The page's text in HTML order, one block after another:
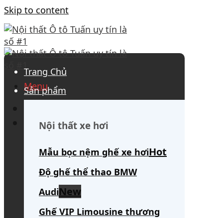
Skip to content
Menu
Search for:
Trang Chủ
Sản phẩm
Nội thất xe hơi
Mẫu bọc nệm ghế xe hơi
Độ ghế thể thao BMW
Audi
Ghế VIP Limousine thương